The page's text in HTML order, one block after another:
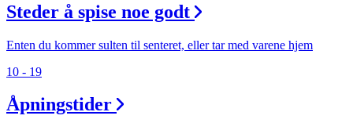
Steder å spise noe godt
Enten du kommer sulten til senteret, eller tar med varene hjem
10 - 19
Åpningstider